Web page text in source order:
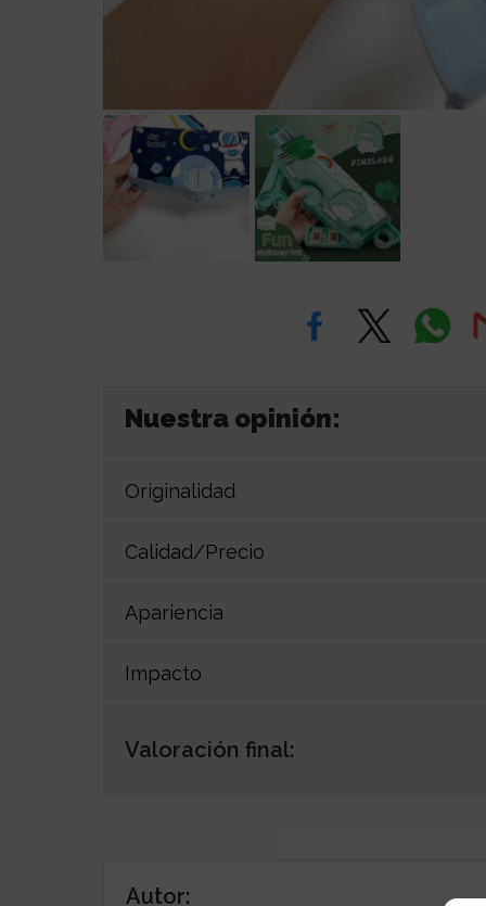
Nuestra opinión:
Originalidad
Calidad/Precio
Apariencia
Impacto
Valoración final:
Autor: